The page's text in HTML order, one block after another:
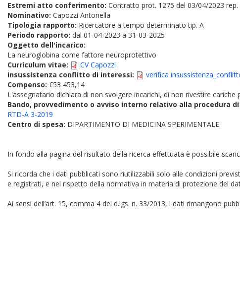
Estremi atto conferimento: Contratto prot. 1275 del 03/04/2023 rep.
Nominativo: Capozzi Antonella
Tipologia rapporto: Ricercatore a tempo determinato tip. A
Periodo rapporto: dal 01-04-2023 a 31-03-2025
Oggetto dell'incarico:
La neuroglobina come fattore neuroprotettivo
Curriculum vitae:
CV Capozzi
insussistenza conflitto di interessi:
verifica
Compenso: €53 453,14
L'assegnatario dichiara di non svolgere incarichi, di non rivestire
Bando, provvedimento o avviso interno relativo alla procedura
RTD-A 3-2019
Centro di spesa: DIPARTIMENTO DI MEDICINA SPERIMENTALE
In fondo alla pagina del risultato della ricerca effettuata è possibile
Si ricorda che i dati pubblicati sono riutilizzabili solo alle condizioni
e registrati, e nel rispetto della normativa in materia di protezione dei
Ai sensi dell’art. 15, comma 4 del d.lgs. n. 33/2013, i dati rimangono